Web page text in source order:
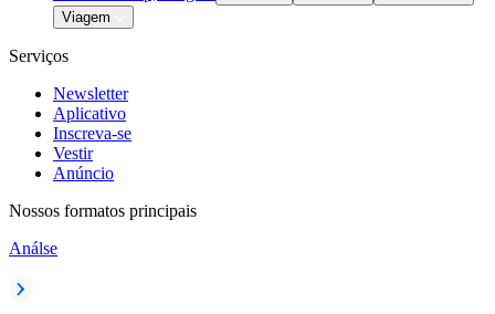
Viagem
Serviços
Newsletter
Aplicativo
Inscreva-se
Vestir
Anúncio
Nossos formatos principais
Análse